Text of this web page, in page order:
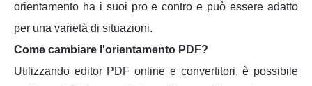
orientamento ha i suoi pro e contro e può essere adatto
per una varietà di situazioni.
Come cambiare l'orientamento PDF?
Utilizzando editor PDF online e convertitori, è possibile